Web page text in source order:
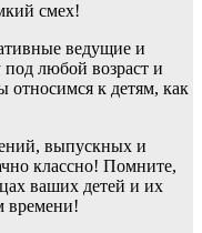
смех!
ведущие и
любой возраст и
относимся к детям, как
выпускных и
классно! Помните,
ваших детей и их
времени!